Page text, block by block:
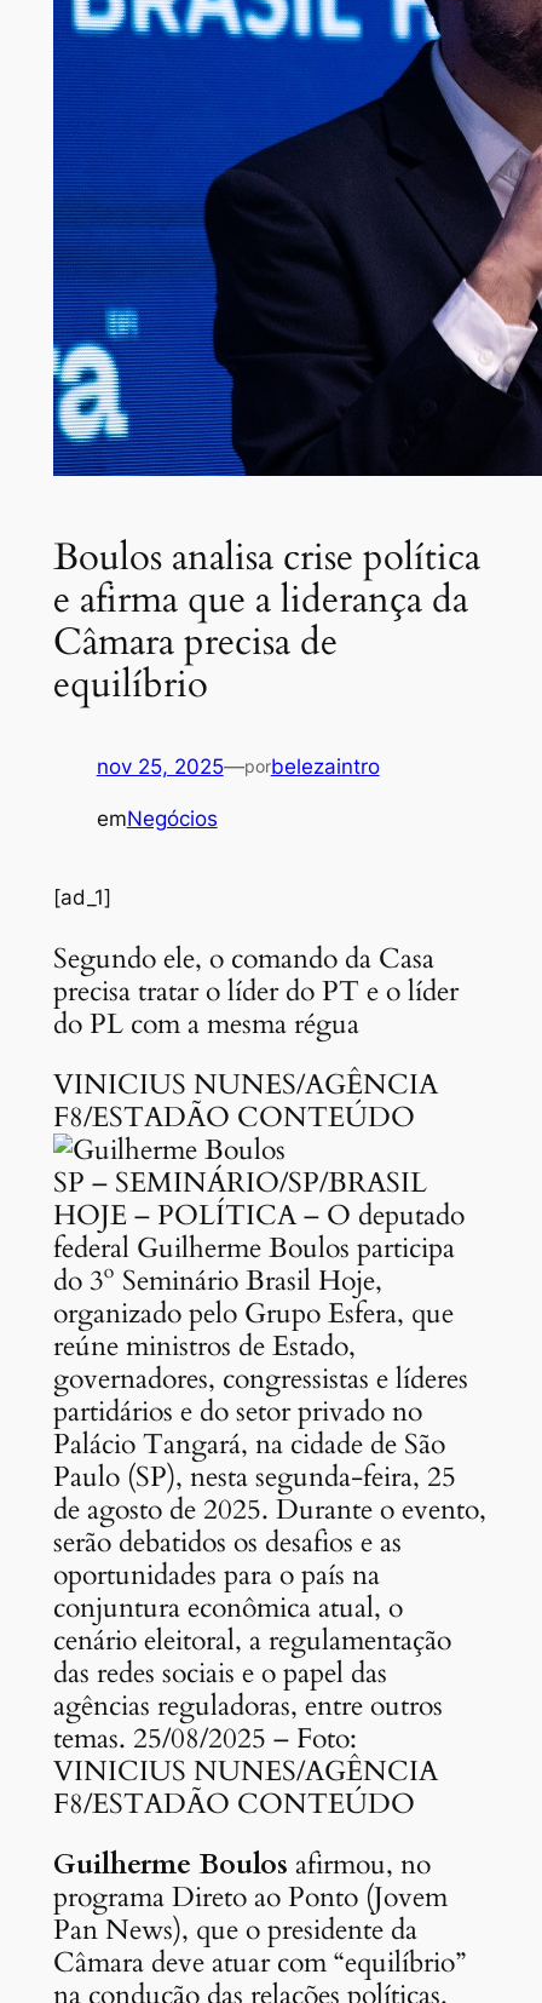
Boulos analisa crise política
e afirma que a liderança da
Câmara precisa de
equilíbrio
nov 25, 2025—porbelezaintro
emNegócios
[ad_1]
Segundo ele, o comando da Casa
precisa tratar o líder do PT e o líder
do PL com a mesma régua
VINICIUS NUNES/AGÊNCIA
F8/ESTADÃO CONTEÚDO
SP – SEMINÁRIO/SP/BRASIL
HOJE – POLÍTICA – O deputado
federal Guilherme Boulos participa
do 3º Seminário Brasil Hoje,
organizado pelo Grupo Esfera, que
reúne ministros de Estado,
governadores, congressistas e líderes
partidários e do setor privado no
Palácio Tangará, na cidade de São
Paulo (SP), nesta segunda-feira, 25
de agosto de 2025. Durante o evento,
serão debatidos os desafios e as
oportunidades para o país na
conjuntura econômica atual, o
cenário eleitoral, a regulamentação
das redes sociais e o papel das
agências reguladoras, entre outros
temas. 25/08/2025 – Foto:
VINICIUS NUNES/AGÊNCIA
F8/ESTADÃO CONTEÚDO
Guilherme Boulos afirmou, no
programa Direto ao Ponto (Jovem
Pan News), que o presidente da
Câmara deve atuar com “equilíbrio”
na condução das relações políticas.